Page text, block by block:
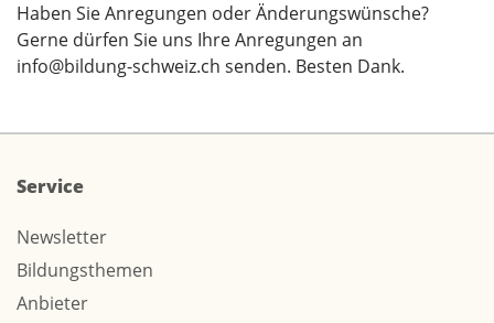
Haben Sie Anregungen oder Änderungswünsche?
Gerne dürfen Sie uns Ihre Anregungen an
info@bildung-schweiz.ch senden. Besten Dank.
Service
Newsletter
Bildungsthemen
Anbieter